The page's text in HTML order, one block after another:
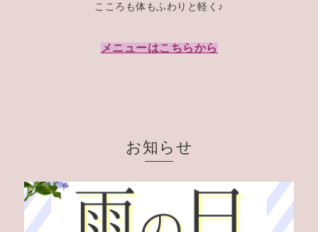
こころも体もふわりと軽く♪
メニューはこちらから
お知らせ